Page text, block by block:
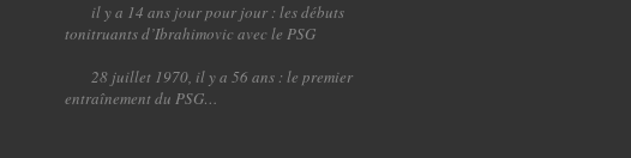
il y a 14 ans jour pour jour : les débuts
tonitruants d’Ibrahimovic avec le PSG
28 juillet 1970, il y a 56 ans : le premier
entraînement du PSG…